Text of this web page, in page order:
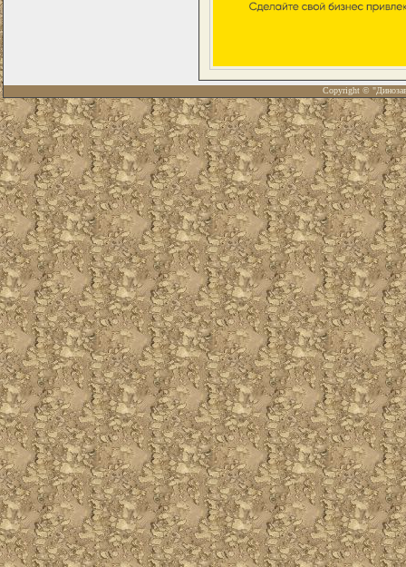
Copyright ©